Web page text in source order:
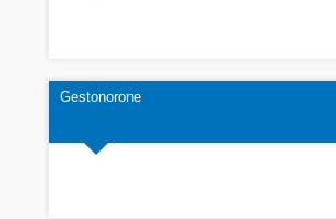
Gestonorone